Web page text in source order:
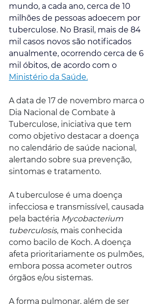
mundo, a cada ano, cerca de 10
milhões de pessoas adoecem por
tuberculose. No Brasil, mais de 84
mil casos novos são notificados
anualmente, ocorrendo cerca de 6
mil óbitos, de acordo com o
Ministério da Saúde.
A data de 17 de novembro marca o
Dia Nacional de Combate à
Tuberculose, iniciativa que tem
como objetivo destacar a doença
no calendário de saúde nacional,
alertando sobre sua prevenção,
sintomas e tratamento.
A tuberculose é uma doença
infecciosa e transmissível, causada
pela bactéria Mycobacterium
tuberculosis, mais conhecida
como bacilo de Koch. A doença
afeta prioritariamente os pulmões,
embora possa acometer outros
órgãos e/ou sistemas.
A forma pulmonar, além de ser